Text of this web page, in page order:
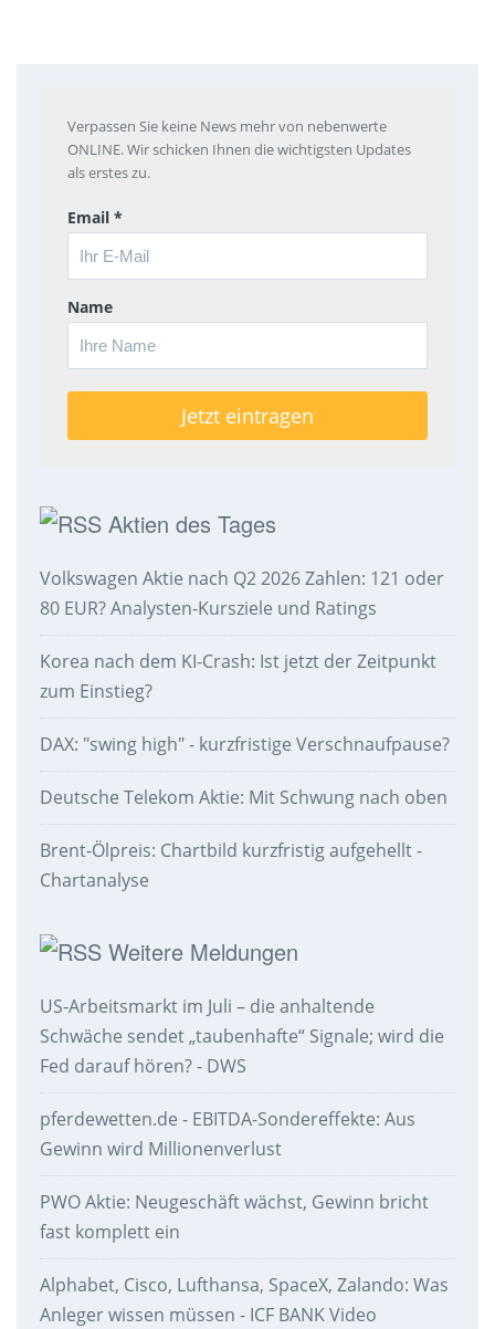
Verpassen Sie keine News mehr von nebenwerte
ONLINE. Wir schicken Ihnen die wichtigsten Updates
als erstes zu.
Email *
Name
Aktien des Tages
Volkswagen Aktie nach Q2 2026 Zahlen: 121 oder
80 EUR? Analysten-Kursziele und Ratings
Korea nach dem KI-Crash: Ist jetzt der Zeitpunkt
zum Einstieg?
DAX: "swing high" - kurzfristige Verschnaufpause?
Deutsche Telekom Aktie: Mit Schwung nach oben
Brent-Ölpreis: Chartbild kurzfristig aufgehellt -
Chartanalyse
Weitere Meldungen
US-Arbeitsmarkt im Juli – die anhaltende
Schwäche sendet „taubenhafte“ Signale; wird die
Fed darauf hören? - DWS
pferdewetten.de - EBITDA-Sondereffekte: Aus
Gewinn wird Millionenverlust
PWO Aktie: Neugeschäft wächst, Gewinn bricht
fast komplett ein
Alphabet, Cisco, Lufthansa, SpaceX, Zalando: Was
Anleger wissen müssen - ICF BANK Video